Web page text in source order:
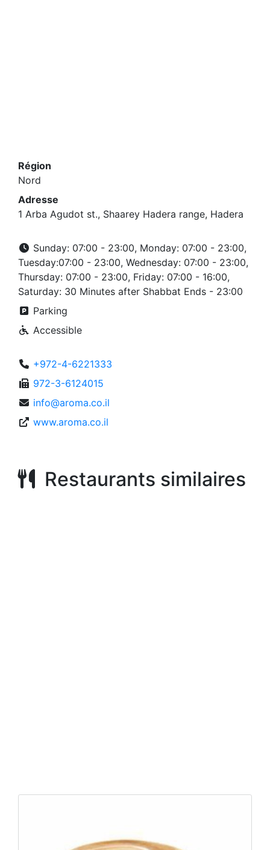
Région
Nord
Adresse
1 Arba Agudot st., Shaarey Hadera range, Hadera
Sunday: 07:00 - 23:00, Monday: 07:00 - 23:00,
Tuesday:07:00 - 23:00, Wednesday: 07:00 - 23:00,
Thursday: 07:00 - 23:00, Friday: 07:00 - 16:00,
Saturday: 30 Minutes after Shabbat Ends - 23:00
Parking
Accessible
+972-4-6221333
972-3-6124015
info@aroma.co.il
www.aroma.co.il
Restaurants similaires